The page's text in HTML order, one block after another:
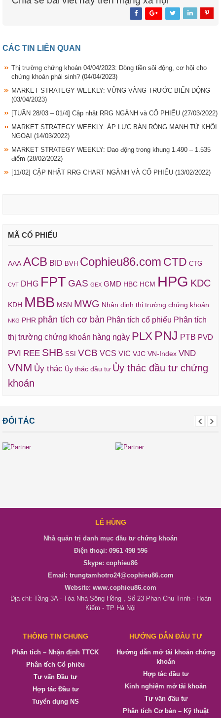
CÁC TIN LIÊN QUAN
Thị trường chứng khoán 04/04/2023: Dòng tiền sôi động, cơ hội cho
chứng khoán phái sinh? (04/04/2023)
MARKET STRATEGY WEEKLY: VỮNG VÀNG TRƯỚC BIẾN ĐỘNG
(03/04/2023)
[TUẦN 28/03 – 01/4] Cập nhật RRG NGÀNH và CỔ PHIẾU (27/03/2022)
MARKET STRATEGY WEEKLY: ÁP LỰC BÁN RÒNG MẠNH TỪ KHỐI
NGOẠI (14/03/2022)
MARKET STRATEGY WEEKLY: Dao động trong khung 1.490 – 1.535
điểm (28/02/2022)
[11/02] CẬP NHẬT RRG CHART NGÀNH VÀ CỔ PHIẾU (13/02/2022)
MÃ CỔ PHIẾU
AAA ACB BID BVH Cophieu86.com CTD CTG
CVT DHG FPT GAS GEX GMD HBC HCM HPG KDC
KDH MBB MSN MWG Nhận định thị trường chứng khoán
NKG PHR phân tích cơ bản Phân tích cổ phiếu Phân tích
thị trường chứng khoán hàng ngày PLX PNJ PTB PVD
PVI REE SHB SSI VCB VCS VIC VJC VN-Index VND
VNM Ủy thác Ủy thác đầu tư Ủy thác đầu tư chứng
khoán
ĐỐI TÁC
LÊ HÙNG
Nhà quản trị danh mục đầu tư chứng khoán
Điện thoại: 0961 498 596
Skype: cophieu86
Email: trungtamhotro24@cophieu86.com
Website: www.cophieu86.com
Địa chỉ: Tầng 3A - Tòa Nhà Sông Hồng , Số 23 Phan Chu Trinh - Hoàn
Kiếm - TP Hà Nội
THÔNG TIN CHUNG
Phân tích – Nhận định TTCK
Phân tích Cổ phiếu
Tư vấn Đầu tư
Hợp tác Đầu tư
Tuyển dụng NS
HƯỚNG DẪN ĐẦU TƯ
Hướng dẫn mở tài khoản chứng
khoán
Hợp tác đầu tư
Kinh nghiệm mở tài khoản
Tư vấn đầu tư
Phân tích Cơ bản – Kỹ thuật